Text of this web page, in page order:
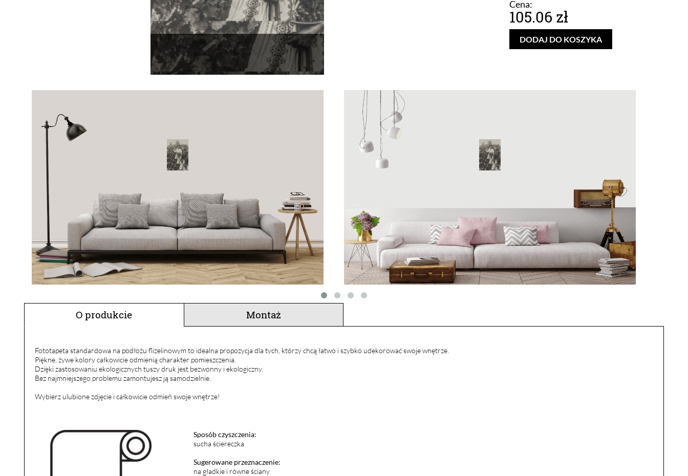
Cena:
105.06 zł
DODAJ DO KOSZYKA
O produkcie Montaż
Fototapeta standardowa na podłożu flizelinowym to idealna propozycja dla tych, którzy chcą łatwo i szybko udekorować swoje wnętrze.
Piękne, żywe kolory całkowicie odmienią charakter pomieszczenia.
Dzięki zastosowaniu ekologicznych tuszy druk jest bezwonny i ekologiczny.
Bez najmniejszego problemu zamontujesz ją samodzielnie.
Wybierz ulubione zdjęcie i całkowicie odmień swoje wnętrze!
Sposób czyszczenia:
sucha ściereczka
Sugerowane przeznaczenie:
na gładkie i równe ściany